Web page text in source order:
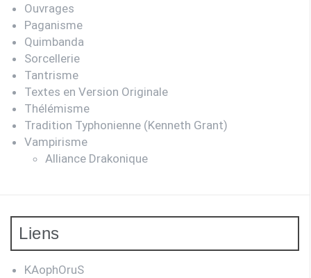
Ouvrages
Paganisme
Quimbanda
Sorcellerie
Tantrisme
Textes en Version Originale
Thélémisme
Tradition Typhonienne (Kenneth Grant)
Vampirisme
Alliance Drakonique
Liens
KAophOruS